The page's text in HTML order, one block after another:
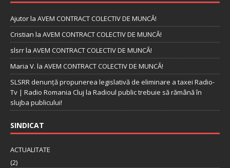
Ajutorla AVEM CONTRACT COLECTIV DE MUNCĂ!
Cristian la AVEM CONTRACT COLECTIV DE MUNCĂ!
slsrrla AVEM CONTRACT COLECTIV DE MUNCĂ!
Maria V. la AVEM CONTRACT COLECTIV DE MUNCĂ!
SLSRR denunţă propunerea legislativă de eliminare a taxei Radio-
Tv | Radio Romania Cluj la Radioul public trebuie să rămână în
slujba publicului!
SINDICAT
ACTUALITATE
(2)